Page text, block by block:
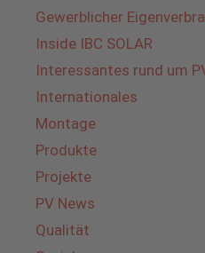
Gewerblicher
Inside IBC SOLAR
Interessantes rund um
Internationales
Montage
Produkte
Projekte
PV News
Qualität